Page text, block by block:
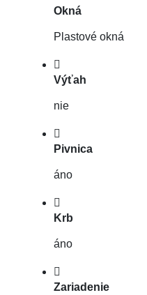
Okná
Plastové okná
Výťah
nie
Pivnica
áno
Krb
áno
Zariadenie